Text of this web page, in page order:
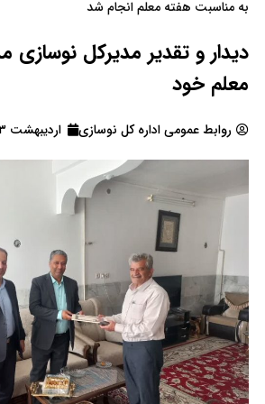
به مناسبت هفته معلم انجام شد
دیدار و تقدیر مدیرکل نوسازی
معلم خود
روابط عمومی اداره کل نوسازی اردیبهشت ۲۳, ۱۴۰۴